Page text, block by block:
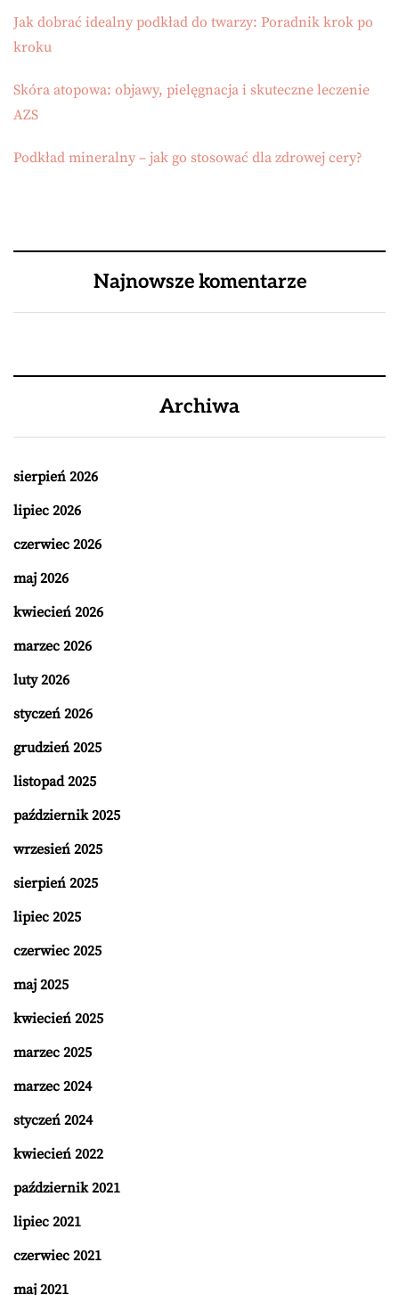
Jak dobrać idealny podkład do twarzy: Poradnik krok po
kroku
Skóra atopowa: objawy, pielęgnacja i skuteczne leczenie
AZS
Podkład mineralny – jak go stosować dla zdrowej cery?
Najnowsze komentarze
Archiwa
sierpień 2026
lipiec 2026
czerwiec 2026
maj 2026
kwiecień 2026
marzec 2026
luty 2026
styczeń 2026
grudzień 2025
listopad 2025
październik 2025
wrzesień 2025
sierpień 2025
lipiec 2025
czerwiec 2025
maj 2025
kwiecień 2025
marzec 2025
marzec 2024
styczeń 2024
kwiecień 2022
październik 2021
lipiec 2021
czerwiec 2021
maj 2021